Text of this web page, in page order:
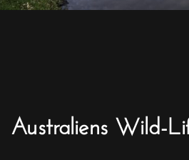
Australiens Wild-